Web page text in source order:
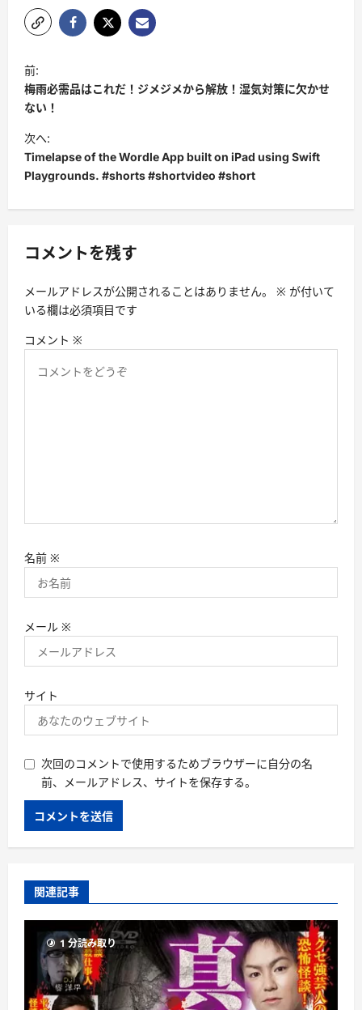
投
稿
ナ
ビ
ゲ
ー
シ
ン
前:
梅雨必需品はこれだ！ジメジメから解放！湿気対策に欠かせ
ない！
次へ:
Timelapse of the Wordle App built on iPad using Swift
Playgrounds. #shorts #shortvideo #short
コメントを残す
メールアドレスが公開されることはありません。 ※ が付いて
いる欄は必須項目です
コメント ※
名前 ※
メール ※
サイト
次回のコメントで使用するためブラウザーに自分の名
前、メールアドレス、サイトを保存する。
関連記事
1 分読み取り